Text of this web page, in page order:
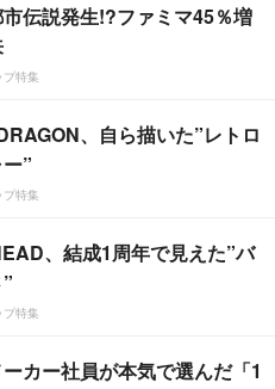
伝説発生!?ファミマ45％増
プ特集
、自ら描いた”レトロ
”
プ特集
、結成1周年で見えた”バ
プ特集
カー社員が本気で選んだ「1